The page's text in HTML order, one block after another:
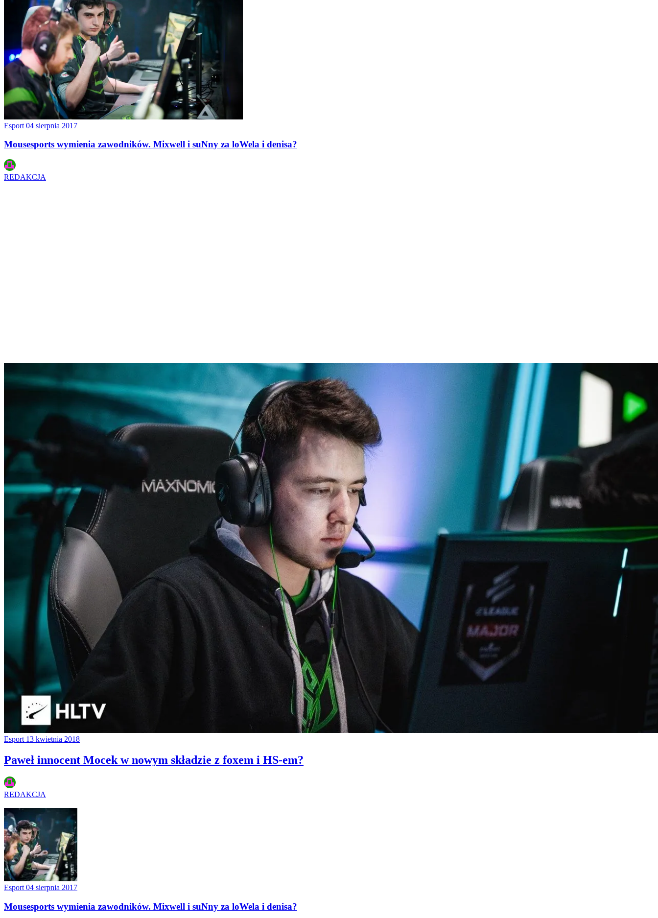
Esport 04 sierpnia 2017
Mousesports wymienia zawodników. Mixwell i suNny za loWela i denisa?
REDAKCJA
Esport 13 kwietnia 2018
Paweł innocent Mocek w nowym składzie z foxem i HS-em?
REDAKCJA
Esport 04 sierpnia 2017
Mousesports wymienia zawodników. Mixwell i suNny za loWela i denisa?